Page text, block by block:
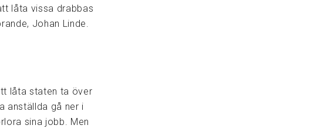
låta vissa drabbas
Johan Linde.
låta staten ta över
anställda gå ner i
sina jobb. Men